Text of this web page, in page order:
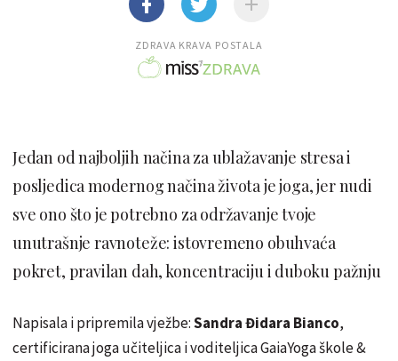
ZDRAVA KRAVA POSTALA
Jedan od najboljih načina za ublažavanje stresa i
posljedica modernog načina života je joga, jer nudi
sve ono što je potrebno za održavanje tvoje
unutrašnje ravnoteže: istovremeno obuhvaća
pokret, pravilan dah, koncentraciju i duboku pažnju
Napisala i pripremila vježbe:Sandra Đidara Bianco,
certificirana joga učiteljica i voditeljica GaiaYoga škole &